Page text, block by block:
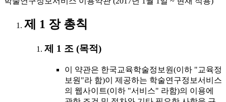
제 1 장 총칙
제 1 조 (목적)
이 약관은 한국교육학술정보원(이하 "교육정
보원"라 함)이 제공하는 학술연구정보서비스
의 웹사이트(이하 "서비스" 라함)의 이용에